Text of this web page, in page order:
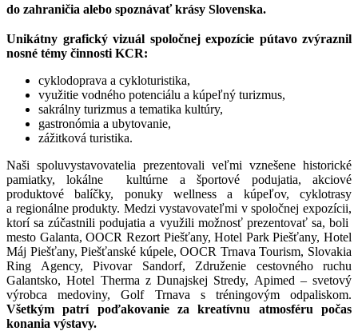
do zahraničia alebo spoznávať krásy Slovenska.
Unikátny grafický vizuál spoločnej expozície pútavo zvýraznil
nosné témy činnosti KCR:
cyklodoprava a cykloturistika,
využitie vodného potenciálu a kúpeľný turizmus,
sakrálny turizmus a tematika kultúry,
gastronómia a ubytovanie,
zážitková turistika.
Naši spoluvystavovatelia prezentovali veľmi vznešene historické
pamiatky, lokálne kultúrne a športové podujatia, akciové
produktové balíčky, ponuky wellness a kúpeľov, cyklotrasy
a regionálne produkty. Medzi vystavovateľmi v spoločnej expozícii,
ktorí sa zúčastnili podujatia a využili možnosť prezentovať sa, boli
mesto Galanta, OOCR Rezort Piešťany, Hotel Park Piešťany, Hotel
Máj Piešťany, Piešťanské kúpele, OOCR Trnava Tourism, Slovakia
Ring Agency, Pivovar Sandorf, Združenie cestovného ruchu
Galantsko, Hotel Therma z Dunajskej Stredy, Apimed – svetový
výrobca medoviny, Golf Trnava s tréningovým odpaliskom.
Všetkým patrí poďakovanie za kreatívnu atmosféru počas
konania výstavy.